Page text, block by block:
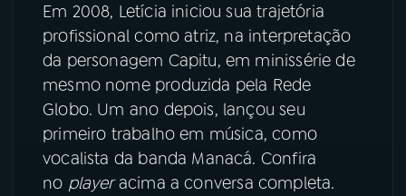
TikTok
Em 2008, Letícia iniciou sua trajetória
profissional como atriz, na interpretação
da personagem Capitu, em minissérie de
mesmo nome produzida pela Rede
Globo. Um ano depois, lançou seu
primeiro trabalho em música, como
vocalista da banda Manacá. Confira
no playeracima a conversa completa.